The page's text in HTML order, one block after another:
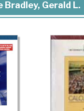
Bradley, Gerald L.